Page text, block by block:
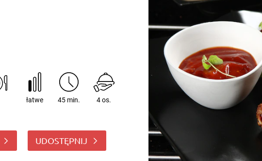
łatwe 45 min. 4 os.
UDOSTĘPNIJ